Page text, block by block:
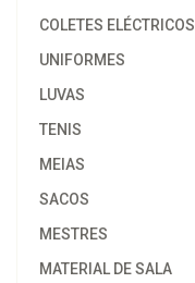
COLETES ELÉCTRICOS
UNIFORMES
LUVAS
TENIS
MEIAS
SACOS
MESTRES
MATERIAL DE SALA